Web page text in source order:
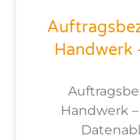
Handwerk
Handwerk